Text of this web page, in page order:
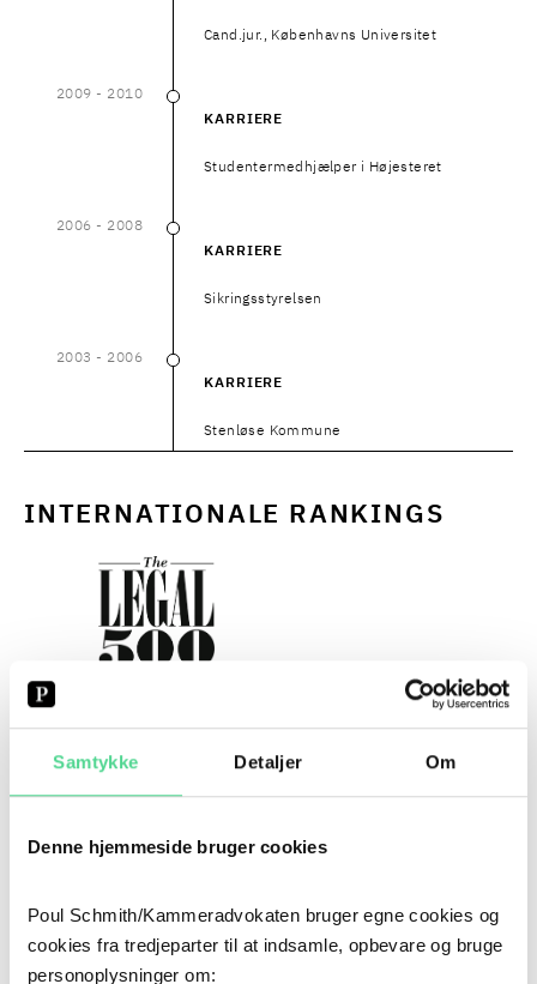
Samtykke Detaljer Om
Denne hjemmeside bruger cookies
Poul Schmith/Kammeradvokaten bruger egne cookies og
cookies fra tredjeparter til at indsamle, opbevare og bruge
personoplysninger om:
Cand.jur., Københavns Universitet
2009 - 2010
KARRIERE
Studentermedhjælper i Højesteret
2006 - 2008
KARRIERE
Sikringsstyrelsen
2003 - 2006
KARRIERE
Stenløse Kommune
INTERNATIONALE RANKINGS
LEGAL 500 ENVIRONMENT 2026
conducting a substantial number of trials on our
the strongest environment team of any law firm in
Denmark."